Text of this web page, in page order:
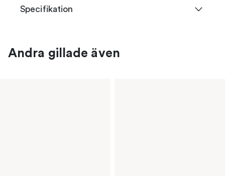
Specifikation
Andra gillade även